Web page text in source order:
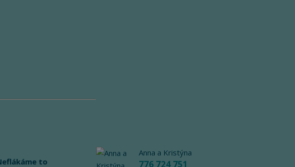
to
Anna a Kristýna
776 724 751